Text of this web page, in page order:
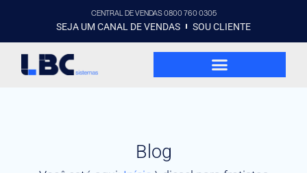
CENTRAL DE VENDAS 0800 760 0305
SEJA UM CANAL DE VENDAS SOU CLIENTE
Blog